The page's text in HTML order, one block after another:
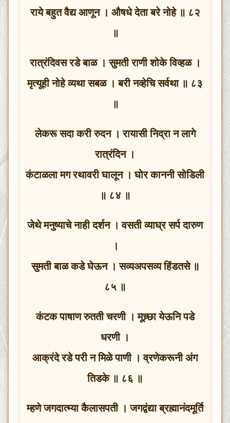
राये बहुत वैद्य आणून । औषधे देता बरे नोहे ॥ ८२
॥
रात्रंदिवस रडे बाळ । सुमती राणी शोके विव्हळ ।
मृत्यूही नोहे व्यथा सबळ । बरी नव्हेचि सर्वथा ॥ ८३
॥
लेकरू सदा करी रुदन । रायासी निद्रा न लागे
रात्रंदिन ।
कंटाळला मग रथावरी घालून । घोर काननी सोडिली
॥ ८४ ॥
जेथे मनुष्याचे नाही दर्शन । वसती व्याघ्र सर्प दारुण
।
सुमती बाळ कडे घेऊन । सव्यअपसव्य हिंडतसे ॥
८५ ॥
कंटक पाषाण रुतती चरणी । मूच्र्छा येऊनि पडे
धरणी ।
आक्रंदे रडे परी न मिळे पाणी । व्रणेकरूनी अंग
तिडके ॥ ८६ ॥
म्हणे जगदात्म्या कैलासपती । जगद्वंद्या ब्रह्मानंदमूर्ति